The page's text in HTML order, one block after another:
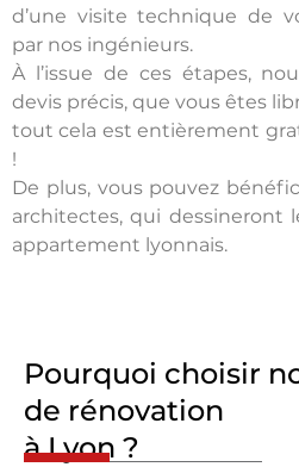
d’une visite technique de
par nos ingénieurs.
À l’issue de ces étapes,
devis précis, que vous êtes
tout cela est entièrement
!
De plus, vous pouvez
architectes, qui dessineront
appartement lyonnais.
Pourquoi choisir
de rénovation
à Lyon ?